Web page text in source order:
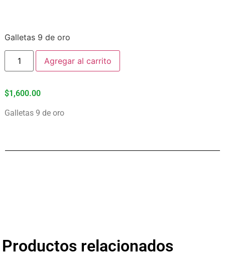
Galletas 9 de oro
Agregar al carrito
$1,600.00
Galletas 9 de oro
Productos relacionados